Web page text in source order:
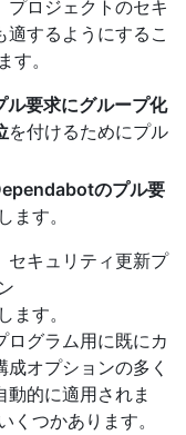
プロジェクトのセキ
適するようにするこ
す。
ル要求にグループ化
を付けるためにプル
のプル要
ます。
セキュリティ更新プ
ます。
ログラム用に既にカ
オプションの多く
的に適用されま
つかあります。